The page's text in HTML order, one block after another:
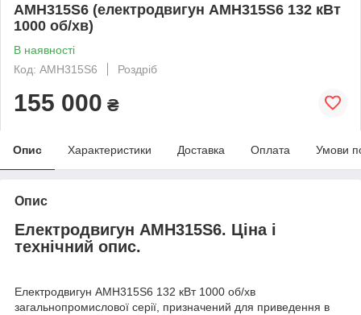
АМН315S6 (електродвигун АМН315S6 132 кВт
1000 об/хв)
В наявності
Код: АМН315S6
Роздріб
155 000 ₴
Опис Характеристики Доставка Оплата Умови
Опис
Електродвигун АМН315Ѕ6. Ціна і
технічний опис.
Електродвигун АМН315Ѕ6 132 кВт 1000 об/хв
загальнопромислової серії, призначений для приведення в